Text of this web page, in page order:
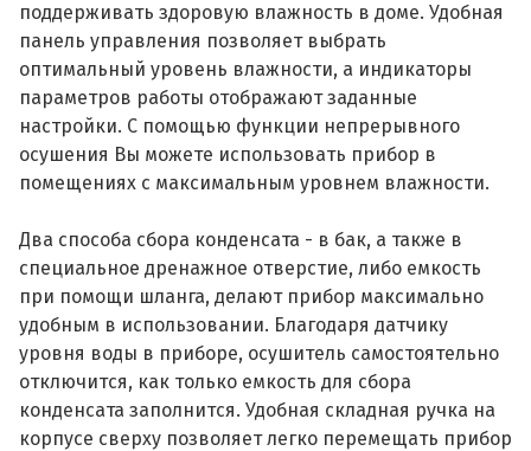
поддерживать здоровую влажность в доме. Удобная
панель управления позволяет выбрать
оптимальный уровень влажности, а индикаторы
параметров работы отображают заданные
настройки. С помощью функции непрерывного
осушения Вы можете использовать прибор в
помещениях с максимальным уровнем влажности.
Два способа сбора конденсата - в бак, а также в
специальное дренажное отверстие, либо емкость
при помощи шланга, делают прибор максимально
удобным в использовании. Благодаря датчику
уровня воды в приборе, осушитель самостоятельно
отключится, как только емкость для сбора
конденсата заполнится. Удобная складная ручка на
корпусе сверху позволяет легко перемещать прибор